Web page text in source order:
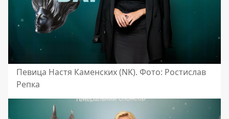
Певица Настя Каменских (NK). Фото: Ростислав
Репка